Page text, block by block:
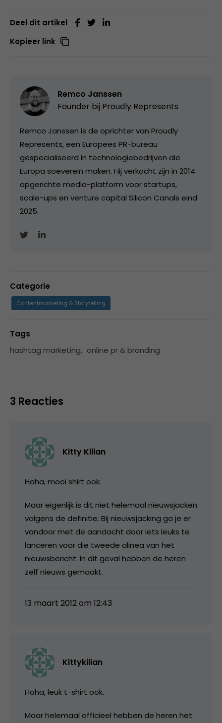
Deel dit artikel
Kopieer link
Remco Janssen
Founder bij Proudly Represents
Remco Janssen is de oprichter van Proudly
Represents, een Europees PR-bureau
gespecialiseerd in technologiebedrijven die
Europa soeverein maken. Hij verkocht zijn in 2014
opgerichte media-platform voor startups,
scale-ups en venture capital Silicon Canals eind
2025.
Categorie
Contentmarketing & Storytelling
Tags
hashtag marketing, online pr & branding
3 Reacties
Kitty Kilian
Haha, mooi shirt ook.
Maar eigenlijk is dit niet helemaal nieuwsjacken
volgens de definitie. Bij nieuwsjacking ga je er
vandoor met de aandacht door iets leuks te
lanceren voor die tweede alinea van het
nieuwsbericht. In dit geval hebben de heren
zelf nieuws gemaakt.
13 maart 2012 om 12:43
Kittykilian
Haha, leuk t-shirt ook.
Maar helemaal officieel hebben de heren het